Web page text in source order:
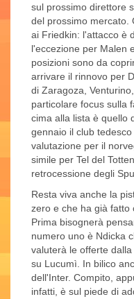
sul prossimo direttore
del prossimo mercato.
ai Friedkin: l'attacco è
l'eccezione per Malen
posizioni sono da
arrivare il rinnovo per
di Zaragoza,
particolare focus sulla
cima alla lista è quello
gennaio il club
valutazione per il
simile per Tel del
retrocessione degli
Resta viva anche la
zero e che ha già fatto
Prima bisognerà
numero uno è Ndicka
valuterà le offerte
su Lucumì. In bilico
dell'Inter. Compito,
infatti, è sul piede di